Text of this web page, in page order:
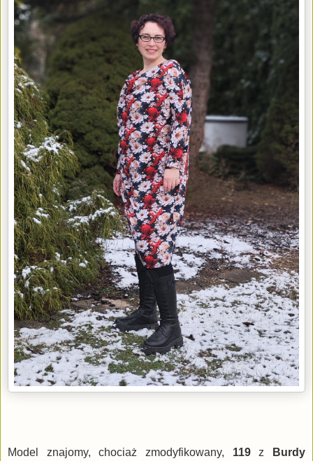
Model znajomy, chociaż zmodyfikowany, 119z
Burdy